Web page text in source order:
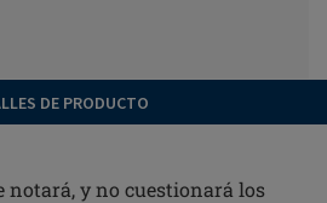
DE PRODUCTO
notará, y no cuestionará los